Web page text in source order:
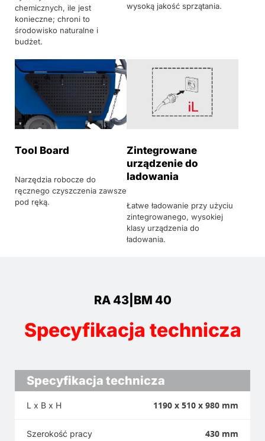
chemicznych, ile jest
konieczne; chroni to
środowisko naturalne i
budżet.
wysoką jakość sprzątania.
Tool Board
Narzędzia robocze do
ręcznego czyszczenia zawsze
pod ręką.
Zintegrowane
urządzenie do
ladowania
Łatwe ładowanie przy użyciu
zintegrowanego, wysokiej
klasy urządzenia do
ładowania.
RA 43|BM 40
Specyfikacja technicza
Specyfikacja technicza
L x B x H 1190 x 510 x 980 mm
Szerokość pracy 430 mm